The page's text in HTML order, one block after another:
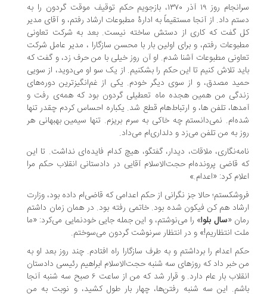
سرانجام روز ۱۹ آذر ۱۳۷۰، بازجویم حکم توقیف موقت گردون را به
داد. از آنجا مستقیماً به ادارۀ مطبوعات ارشاد رفتم، و آقای مدیر
گفت که کاری از دستش ساخته نیست. بعد به شرکت تعاونی
رفتم، و برای اولین بار با محسن سازگارا ، مدیر عامل شرکت
مطبوعات آشنا شدم. او آن روز خیلی با من حرف زد، و گفت که
تلاش کنیم تا این حکم را بشکنیم. از یک سو او می‌دوید، از سویی
مصدق، و از سوی دیگر خودم. یکی از غم‌انگیزترین دوره‌های
من همین هجده ماه تعطیلی گردون بود که همه‌ی رفت و
تلفن ها، و ارتباط‌هام قطع شد. یکباره احساس کردم چقدر تنها
نمی‌دانستم چه خاکی به سرم بریزم. تنها سیمین بهبهانی هر
به من تلفن می‌زد و دلداری‌ام می‌داد.
ملاقات، دیدار، گفتگو، هیچ کدام فایده‌ای نداشت. تا این
قاضی پرونده‌ام حجت‌الاسلام آقایی در دادستانی انقلاب حکم مرا
کرد: «اعدام.»
حالا جز نگرانی از حکم اعدامی که قاضی‌ام داده بود، وزارت
هم کن فیکون شده بود. خاتمی رفته بود. در همان زمان داشتم
سال بلوا» را می‌نوشتم، و این جمله جایی خودنمایی می‌کرد: «ما
انتظاریم!» و در انتظار سرنوشت گردون می‌سوختم.
اعدام را برداشتم و به طرف سازگارا راه افتادم. چند روز بعد او به
خبر داد که روزهای سه شنبه حجت‌الاسلام ابراهیم رئیسی دادستان
انقلاب بار عام دارد. و قرار شد که من از ساعت ۶ صبح سه شنبه آنجا
این سه شنبه رفتن‌ها، چهار بار طول کشید، و نوبت به من